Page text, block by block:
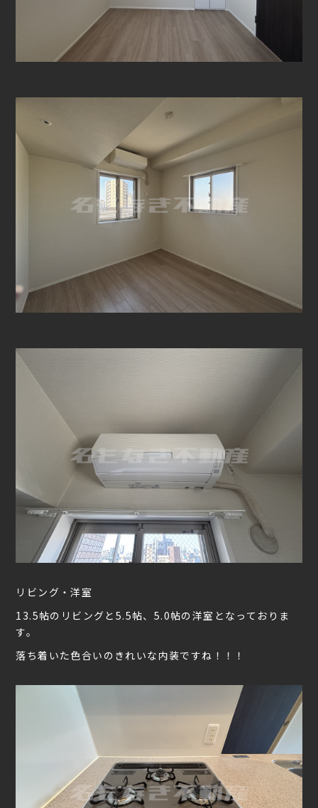
リビング・洋室
13.5帖のリビングと5.5帖、5.0帖の洋室となっておりま
す。
落ち着いた色合いのきれいな内装ですね！！！